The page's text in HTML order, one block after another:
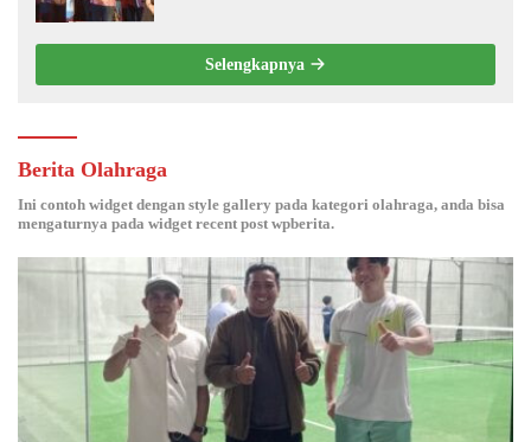
Selengkapnya
Berita Olahraga
Ini contoh widget dengan style gallery pada kategori olahraga, anda bisa
mengaturnya pada widget recent post wpberita.